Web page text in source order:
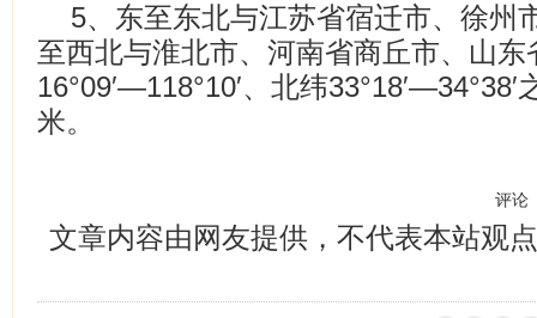
5、东至东北与江苏省宿迁市、徐州
至西北与淮北市、河南省商丘市、山
16°09′—118°10′、北纬
米。
评论
文章内容由网友提供，不代表本站观点